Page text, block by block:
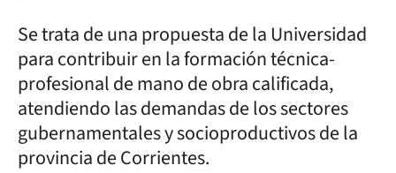
Se trata de una propuesta de la Universidad
para contribuir en la formación técnica-
profesional de mano de obra calificada,
atendiendo las demandas de los sectores
gubernamentales y socioproductivos de la
provincia de Corrientes.